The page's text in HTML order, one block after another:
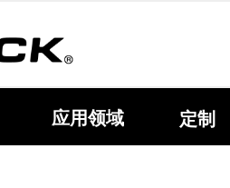
定制
应用领域